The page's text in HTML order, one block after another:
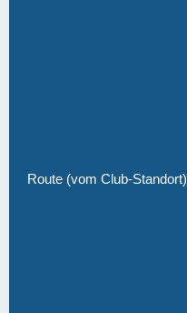
Route (vom Club-Standort)